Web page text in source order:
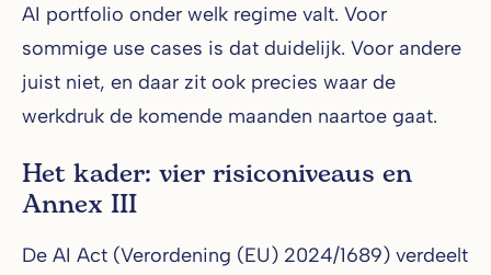
AI portfolio onder welk regime valt. Voor
sommige use cases is dat duidelijk. Voor andere
juist niet, en daar zit ook precies waar de
werkdruk de komende maanden naartoe gaat.
Het kader: vier risiconiveaus en
Annex III
De AI Act (Verordening (EU) 2024/1689) verdeelt